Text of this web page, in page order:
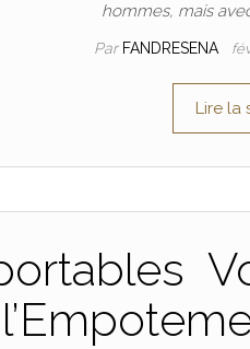
hommes, mais
Par FANDRESENA
Lire la